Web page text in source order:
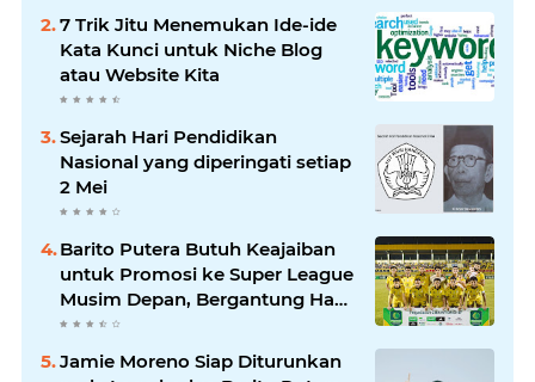
7 Trik Jitu Menemukan Ide-ide
Kata Kunci untuk Niche Blog
atau Website Kita
Sejarah Hari Pendidikan
Nasional yang diperingati setiap
2 Mei
Barito Putera Butuh Keajaiban
untuk Promosi ke Super League
Musim Depan, Bergantung Hasil
PSS Sleman
Jamie Moreno Siap Diturunkan